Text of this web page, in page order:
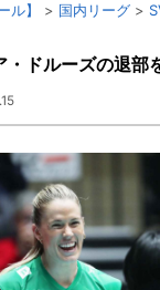
ル】 > 国内リーグ >
ドルーズの退部